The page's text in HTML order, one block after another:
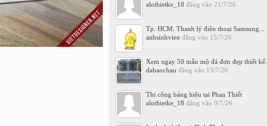
alothietke_18 đăng vào 21/7/26
Tp. HCM. Thanh lý điện thoại Samsung...
anhsinhvien đăng vào 15/7/26
Xem ngay 50 mẫu mộ đá đơn đẹp thiết kế...
dabaochau đăng vào 13/7/26
Thi công bảng hiệu tại Phan Thiết
alothietke_18 đăng vào 9/7/26